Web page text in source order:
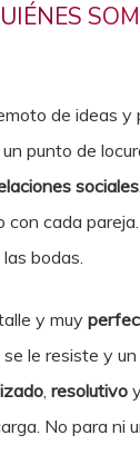
de ideas y
punto de
sociales
cada pareja.
bodas.
y muy
le resiste y
, resolutivoy
No para ni